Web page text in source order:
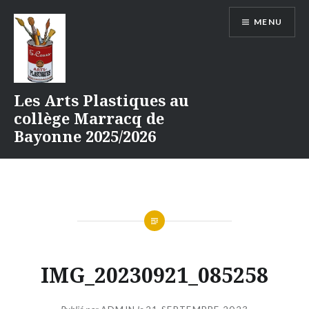
contenu
Les Arts Plastiques au
collège Marracq de
Bayonne 2025/2026
MENU
IMG_20230921_085258